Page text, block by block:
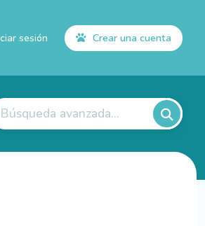
sesión Crear una cuenta
Búsqueda avanzada...